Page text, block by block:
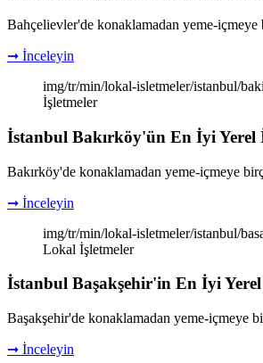
Bahçelievler'de konaklamadan yeme-
➞ İnceleyin
img/tr/min/lokal-isletmeler/istanbul/
İşletmeler
İstanbul Bakırköy'ün En İyi Yerel
Bakırköy'de konaklamadan yeme-içmeye
➞ İnceleyin
img/tr/min/lokal-isletmeler/istanbul/
Lokal İşletmeler
İstanbul Başakşehir'in En İyi
Başakşehir'de konaklamadan yeme-içmeye
➞ İnceleyin